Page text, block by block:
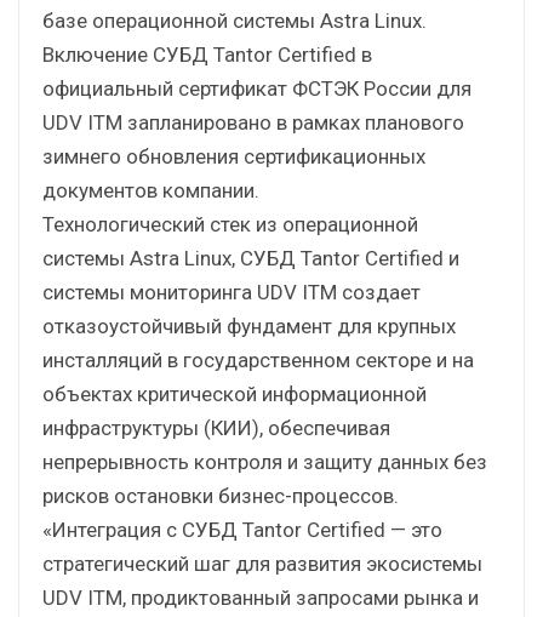
базе операционной системы Astra Linux.
Включение СУБД Tantor Certified в
официальный сертификат ФСТЭК России для
UDV ITM запланировано в рамках планового
зимнего обновления сертификационных
документов компании.
Технологический стек из операционной
системы Astra Linux, СУБД Tantor Certified и
системы мониторинга UDV ITM создает
отказоустойчивый фундамент для крупных
инсталляций в государственном секторе и на
объектах критической информационной
инфраструктуры (КИИ), обеспечивая
непрерывность контроля и защиту данных без
рисков остановки бизнес-процессов.
«Интеграция с СУБД Tantor Certified — это
стратегический шаг для развития экосистемы
UDV ITM, продиктованный запросами рынка и